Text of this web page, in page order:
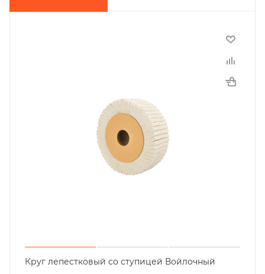
Круг лепестковый со ступицей Войлочный